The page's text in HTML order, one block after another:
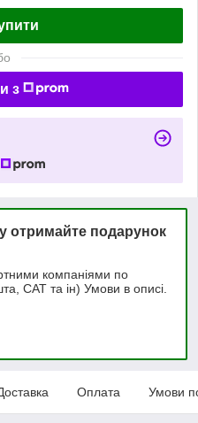
з
отримайте подарунок
компаніями по
САТ та ін) Умови в описі.
Оплата Умови